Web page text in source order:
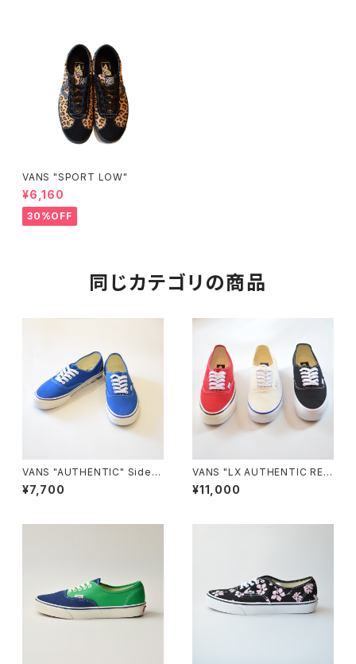
VANS "SPORT LOW"
¥6,160
30%OFF
同じカテゴリの商品
VANS "AUTHENTIC" Sidew
all Print CLASSIC BLUE VN
000Z7410Z
¥7,700
VANS "LX AUTHENTIC REIS
SUE 44"
¥11,000